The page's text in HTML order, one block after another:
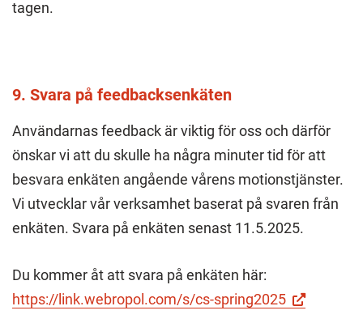
tagen.
9. Svara på feedbacksenkäten
Användarnas feedback är viktig för oss och därför
önskar vi att du skulle ha några minuter tid för att
besvara enkäten angående vårens motionstjänster.
Vi utvecklar vår verksamhet baserat på svaren från
enkäten. Svara på enkäten senast 11.5.2025.
Du kommer åt att svara på enkäten här:
https://link.webropol.com/s/cs-spring2025(Besök